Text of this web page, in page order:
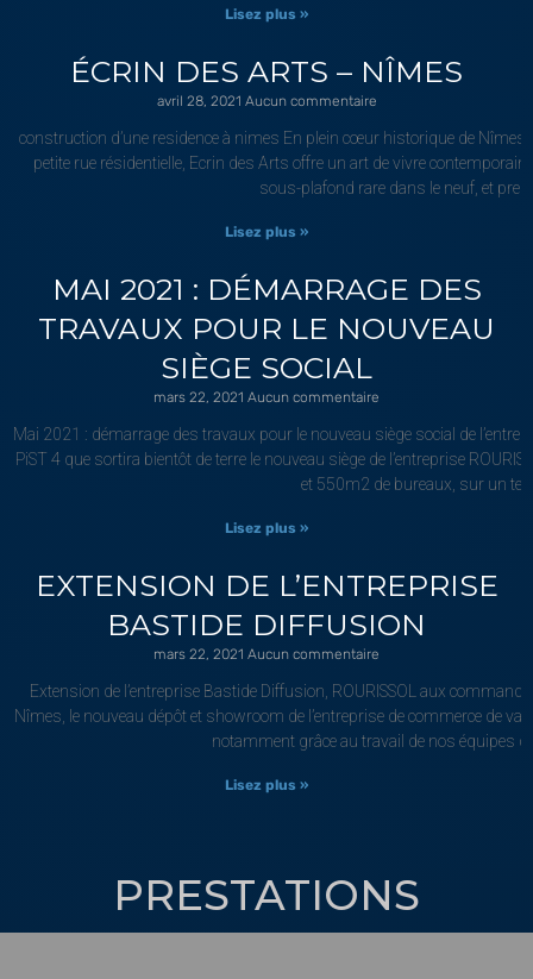
Lisez plus »
ÉCRIN DES ARTS – NÎMES
avril 28, 2021 Aucun commentaire
construction d’une residence à nimes En plein cœur historique de Nîmes
petite rue résidentielle, Ecrin des Arts offre un art de vivre
sous-plafond rare dans le neuf, et
Lisez plus »
MAI 2021 : DÉMARRAGE DES
TRAVAUX POUR LE NOUVEAU
SIÈGE SOCIAL
mars 22, 2021 Aucun commentaire
Mai 2021 : démarrage des travaux pour le nouveau siège social de
PiST 4 que sortira bientôt de terre le nouveau siège de l’entreprise
et 550m2 de bureaux, sur un
Lisez plus »
EXTENSION DE L’ENTREPRISE
BASTIDE DIFFUSION
mars 22, 2021 Aucun commentaire
Extension de l’entreprise Bastide Diffusion, ROURISSOL aux
Nîmes, le nouveau dépôt et showroom de l’entreprise de commerce de
notamment grâce au travail de nos équipes
Lisez plus »
PRESTATIONS